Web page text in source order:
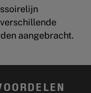
aangebracht.